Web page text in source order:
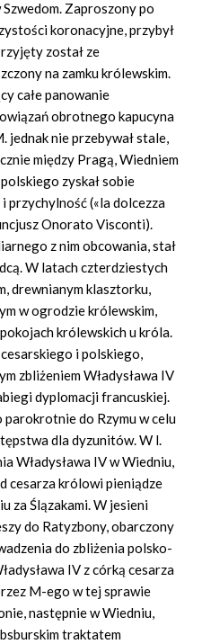
Zaproszony po
koronacyjne, przybył
został ze
na zamku królewskim.
całe panowanie
obrotnego kapucyna
jednak nie przebywał stale,
między Pragą, Wiedniem
zyskał sobie
i przychylność(«la dolcezza
Onorato Visconti).
z nim obcowania, stał
W latach czterdziestych
drewnianym klasztorku,
w ogrodzie królewskim,
królewskich u króla.
i polskiego,
zbliżeniem Władysława IV
dyplomacji francuskiej.
do Rzymu w celu
dla dyzunitów. W l.
Władysława IV w Wiedniu,
cesarza królowi pieniądze
za Ślązakami. W jesieni
do Ratyzbony, obarczony
do zbliżenia polsko-
IV z córką cesarza
M-ego w tej sprawie
następnie w Wiedniu,
traktatem